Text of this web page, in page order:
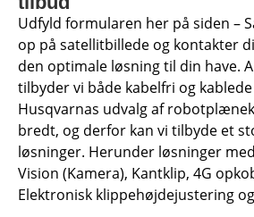
Udfyld formularen her på siden –
op på satellitbillede og kontakter
den optimale løsning til din have.
tilbyder vi både kabelfri og
Husqvarnas udvalg af
bredt, og derfor kan vi tilbyde et
løsninger. Herunder løsninger
Vision (Kamera), Kantklip, 4G
Elektronisk klippehøjdejustering